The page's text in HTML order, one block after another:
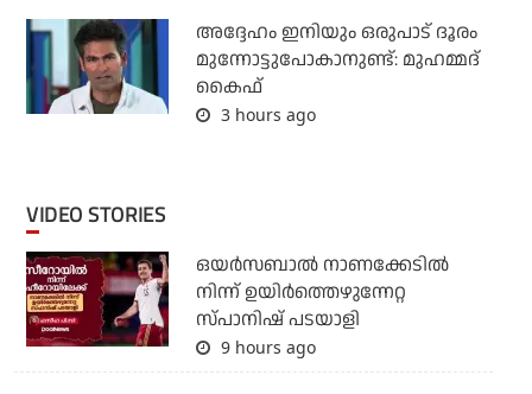
അദ്ദേഹം ഇനിയും ഒരുപാട് ദൂരം
മുന്നോട്ടുപോകാനുണ്ട്: മുഹമ്മദ്
കൈഫ്
3 hours ago
VIDEO STORIES
ഒയര്‍സബാൽ നാണക്കേടിൽ
നിന്ന് ഉയിർത്തെഴുന്നേറ്റ
സ്പാനിഷ് പടയാളി
9 hours ago